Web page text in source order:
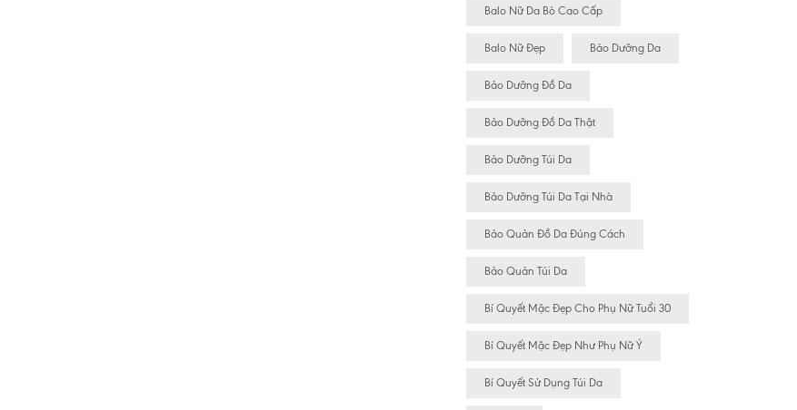
Balo Nữ Da Bò Cao Cấp
Balo Nữ Đẹp Bảo Dưỡng Da
Bảo Dưỡng Đồ Da
Bảo Dưỡng Đồ Da Thật
Bảo Dưỡng Túi Da
Bảo Dưỡng Túi Da Tại Nhà
Bảo Quản Đồ Da Đúng Cách
Bảo Quản Túi Da
Bí Quyết Mặc Đẹp Cho Phụ Nữ Tuổi 30
Bí Quyết Mặc Đẹp Như Phụ Nữ Ý
Bí Quyết Sử Dụng Túi Da